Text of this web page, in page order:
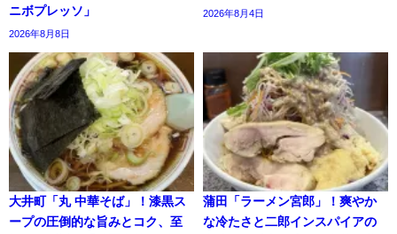
ニボプレッソ」
2026年8月8日
2026年8月4日
大井町「丸 中華そば」！漆黒ス
ープの圧倒的な旨みとコク、至
蒲田「ラーメン宮郎」！爽やか
な冷たさと二郎インスパイアの